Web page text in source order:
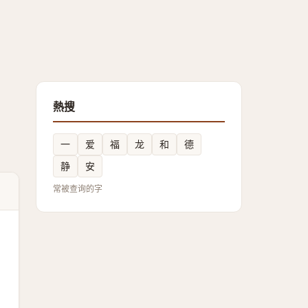
熱搜
一 爱 福 龙 和
德
静
安
常被查询的字